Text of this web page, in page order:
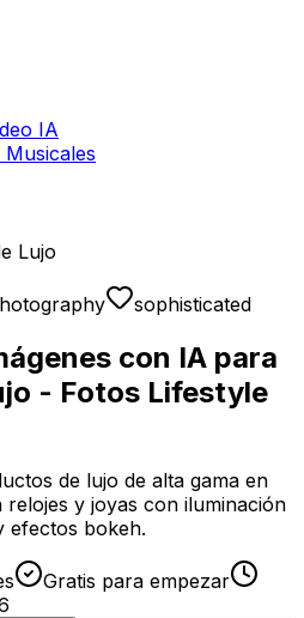
IA
Lujo
sophisticated
con IA para
- Fotos Lifestyle
de lujo de alta gama en
y joyas con iluminación
efectos bokeh.
Gratis para empezar